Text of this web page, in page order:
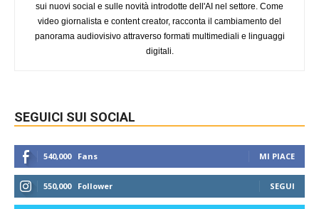
sui nuovi social e sulle novità introdotte dell'AI nel settore. Come
video giornalista e content creator, racconta il cambiamento del
panorama audiovisivo attraverso formati multimediali e linguaggi
digitali.
SEGUICI SUI SOCIAL
540,000 Fans MI PIACE
550,000 Follower SEGUI